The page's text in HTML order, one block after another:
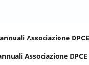
Associazione DPCE
Associazione DPCE